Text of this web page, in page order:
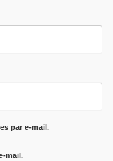
par e-mail.
mail.